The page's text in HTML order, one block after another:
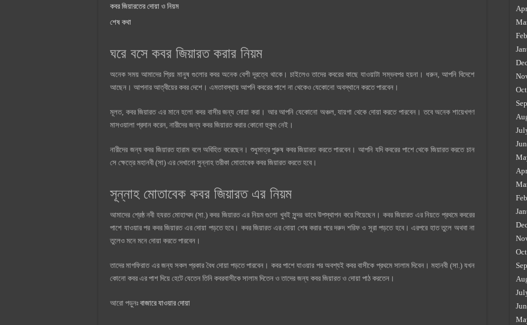
কবর জিয়ারতের দোয়া ও নিয়ম
শেষ কথা
ঘরে বসে কবর জিয়ারত করার নিয়ম
অনেক সময় আমাদের প্রিয় মানুষ গুলোর কবর অনেক বেশী দূরত্বে থাকে। চাইলেও তাদের কবরের কাছে যাওয়াটা সম্ভবপর হয়না। ধরুন, আপনি বিদেশে
আছেন। আপনার আত্বীয়ের কবর দেশে। এমতাবস্থায় আপনি কবরের পাশে না থেকেও যেকোনো অবস্থানে করতে পারবেন।
মূলত, কবর জিয়ারত এর মানে হলো কবর বাসীর জন্য দোয়া করা। আর আপনি যেকোনো অঞ্চল, যায়গা থেকে দোয়া করতে পারবেন। তবে অনেক শায়েখগণ
মাসওয়ালা প্রদান করেন, নারীদের জন্য কবর জিয়ারত করার কোনো হুকুম নেই।
নারীদের জন্য কবর জিয়ারত হারাম বলে অবিহিত করেছেন। শুধুমাত্র পুরুষ কবর জিয়ারত করতে পারবেন। আপনি যদি কবরের পাশে থেকে জিয়ারত করতে চান
সে ক্ষেত্রে মহানবী (সা) এর দেখানো সুন্নাহ তরীকা মোতাবেক কবর জিয়ারত করতে হবে।
সূন্নাহ মোতাবেক কবর জিয়ারত এর নিয়ম
আমাদের শ্রেষ্ঠ নবী হযরত মোহাম্মদ (সা.) কবর জিয়ারত এর নিয়ম গুলো খুবই সুন্দর ভাবে উপস্থাপন করে গিয়েছেন। কবর জিয়ারত এর নিয়তে প্রথমে কবরের
পাশে যাওয়ার পর কবর জিয়ারত এর দোয়া পড়তে হবে। কবর জিয়ারত এর দোয়া শেষ করার পরে দরুদ শরিফ ও সূরা পড়তে হবে। এরপরে হাত তুলে অথবা না
তুলেও মনে মনে দোয়া করতে পারবেন।
তাদের মাগফিরাত এর জন্য সকল প্রকার বৈধ দোয়া পড়তে পারবেন। কবর পাশে যাওয়ার পর অবশ্যই কবর বাসীকে প্রথমে সালাম দিবেন। মহানবী (সা.) যখন
কোনো কবর এর পাশ দিয়ে হেটে যেতেন তিনি কবরবাসীকে সালাম দিতেন ও তাদের জন্য কবর জিয়ারত ও দোয়া পাঠ করতেন।
আরো পড়ুনঃ বাজারে যাওয়ার দোয়া